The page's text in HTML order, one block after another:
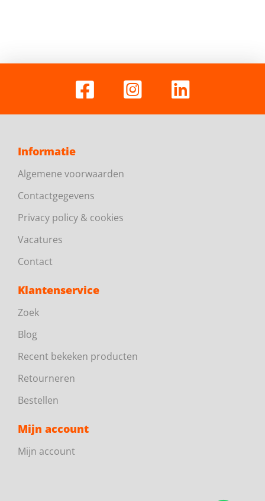
Informatie
Algemene voorwaarden
Contactgegevens
Privacy policy & cookies
Vacatures
Contact
Klantenservice
Zoek
Blog
Recent bekeken producten
Retourneren
Bestellen
Mijn account
Mijn account